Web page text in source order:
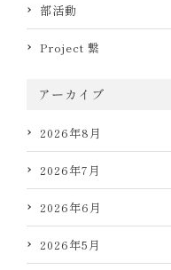
部活動
Project 繋
アーカイブ
2026年8月
2026年7月
2026年6月
2026年5月